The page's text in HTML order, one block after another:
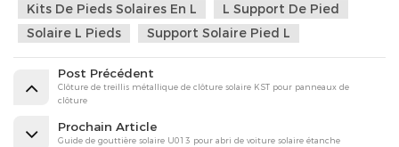
Kits De Pieds Solaires En L
L Support De Pied
Solaire L Pieds
Support Solaire Pied L
Post Précédent
Clôture de treillis métallique de clôture solaire KST pour panneaux de
clôture
Prochain Article
Guide de gouttière solaire U013 pour abri de voiture solaire étanche